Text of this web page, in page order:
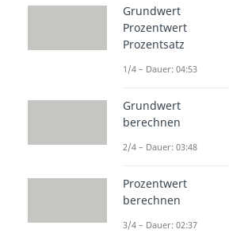
Wissen mit
kostenlosen
Aufgaben
So funktioniert
Grundwert
Prozentwert
Prozentsatz
1/4 – Dauer: 04:53
Grundwert
berechnen
2/4 – Dauer: 03:48
Prozentwert
berechnen
3/4 – Dauer: 02:37